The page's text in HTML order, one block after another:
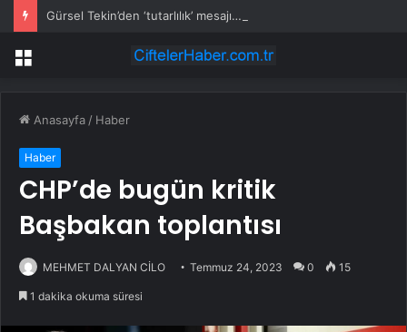
Menü
Anasayfa / Haber
Haber
CHP’de bugün kritik
Başbakan toplantısı
MEHMET DALYAN CİLO Temmuz 24, 2023 0 15
1 dakika okuma süresi